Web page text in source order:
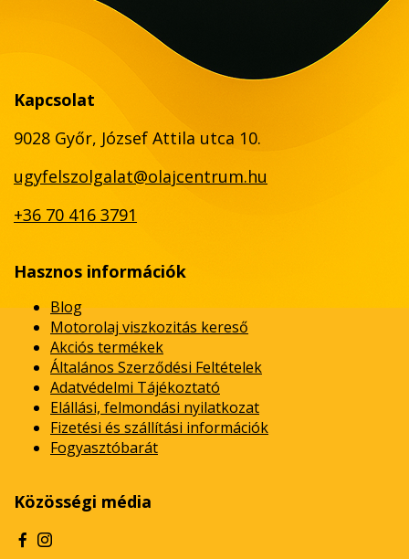
Kapcsolat
9028 Győr, József Attila utca 10.
ugyfelszolgalat@olajcentrum.hu
+36 70 416 3791
Hasznos információk
Blog
Motorolaj viszkozitás kereső
Akciós termékek
Általános Szerződési Feltételek
Adatvédelmi Tájékoztató
Elállási, felmondási nyilatkozat
Fizetési és szállítási információk
Fogyasztóbarát
Közösségi média